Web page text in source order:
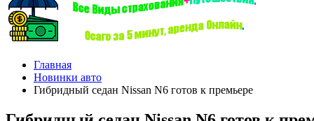
Главная
Новинки авто
Гибридный седан Nissan N6 готов к премьере